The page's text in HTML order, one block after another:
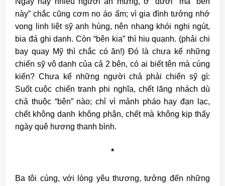
này” chắc cũng cơm no áo ấm; vì gia đình tưởng nhớ
vong linh liệt sỹ anh hùng, nên nhang khói nghi ngút,
bia đá ghi danh. Còn “bên kia” thì hiu quạnh. (phải chi
bay quay Mỹ thì chắc có ăn!)Đó là chưa kể những
chiến sỹ vô danh của cả 2 bên, có ai biết tên mà cúng
kiến? Chưa kể những người chả phải chiến sỹ gì:
Suốt cuộc chiến tranh phi nghĩa, chết lãng nhách dù
chả thuộc “bên” nào; chỉ vì mảnh pháo hay đạn lạc,
chết không danh không phận, chết mà không kịp thấy
ngày quê hương thanh bình.
*
Ba tôi cúng, với lòng yêu thương, tưởng đến những